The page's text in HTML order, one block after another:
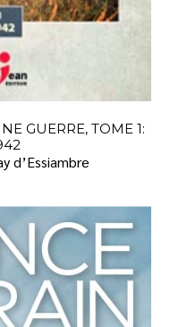
GUERRE, TOME 1:
d’Essiambre